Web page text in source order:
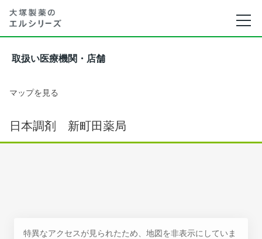
取扱い医療機関・店舗
マップを見る
日本調剤 新町田薬局
特異なアクセスが見られたため、地図を非表示にしていま